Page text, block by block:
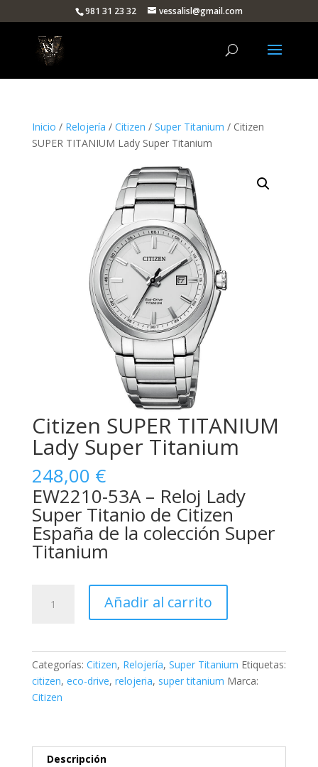
981 31 23 32 vessalisl@gmail.com
Inicio / Relojería / Citizen / Super Titanium / Citizen
SUPER TITANIUM Lady Super Titanium
Citizen SUPER TITANIUM
Lady Super Titanium
248,00 €
EW2210-53A – Reloj Lady
Super Titanio de Citizen
España de la colección Super
Titanium
SUPER
Titanium
cantidad
Añadir al carrito
Categorías: Citizen, Relojería, Super Titanium Etiquetas:
citizen, eco-drive, relojeria, super titanium Marca:
Citizen
Descripción